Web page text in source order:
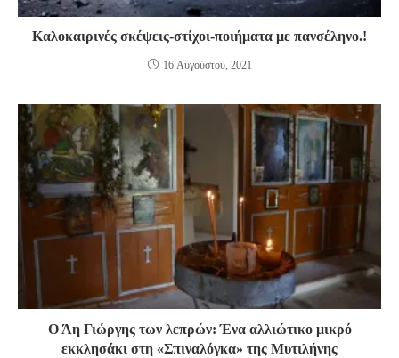
Καλοκαιρινές σκέψεις-στίχοι-ποιήματα με πανσέληνο.!
16 Αυγούστου, 2021
Ο Άη Γιώργης των λεπρών: Ένα αλλιώτικο μικρό
εκκλησάκι στη «Σπιναλόγκα» της Μυτιλήνης